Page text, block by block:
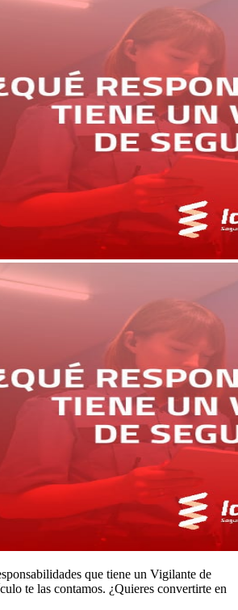
que tiene un Vigilante de
te las contamos. ¿Quieres convertirte en